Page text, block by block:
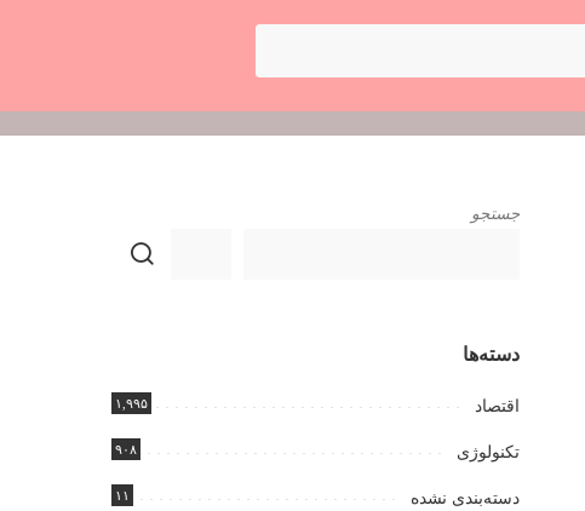
جستجو
دسته‌ها
اقتصاد ۱,۹۹۵
تکنولوژی ۹۰۸
دسته‌بندی نشده ۱۱